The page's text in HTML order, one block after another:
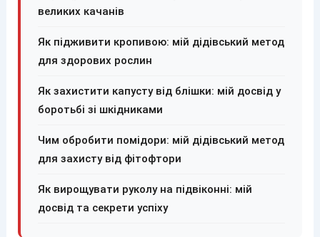
великих качанів
Як підживити кропивою: мій дідівський метод
для здорових рослин
Як захистити капусту від блішки: мій досвід у
боротьбі зі шкідниками
Чим обробити помідори: мій дідівський метод
для захисту від фітофтори
Як вирощувати руколу на підвіконні: мій
досвід та секрети успіху